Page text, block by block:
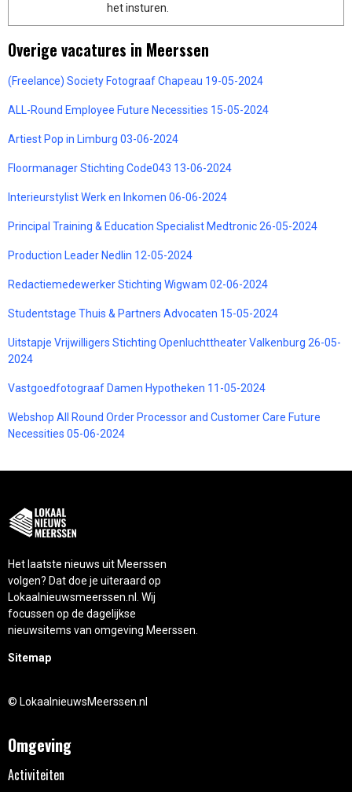
het insturen.
Overige vacatures in Meerssen
(Freelance) Society Fotograaf Chapeau 19-05-2024
ALL-Round Employee Future Necessities 15-05-2024
Artiest Pop in Limburg 03-06-2024
Floormanager Stichting Code043 13-06-2024
Interieurstylist Werk en Inkomen 06-06-2024
Principal Training & Education Specialist Medtronic 26-05-2024
Production Leader Nedlin 12-05-2024
Redactiemedewerker Stichting Wigwam 02-06-2024
Studentstage Thuis & Partners Advocaten 15-05-2024
Uitstapje Vrijwilligers Stichting Openluchttheater Valkenburg 26-05-
2024
Vastgoedfotograaf Damen Hypotheken 11-05-2024
Webshop All Round Order Processor and Customer Care Future
Necessities 05-06-2024
Het laatste nieuws uit Meerssen
volgen? Dat doe je uiteraard op
Lokaalnieuwsmeerssen.nl. Wij
focussen op de dagelijkse
nieuwsitems van omgeving Meerssen.
Sitemap
© LokaalnieuwsMeerssen.nl
Omgeving
Activiteiten